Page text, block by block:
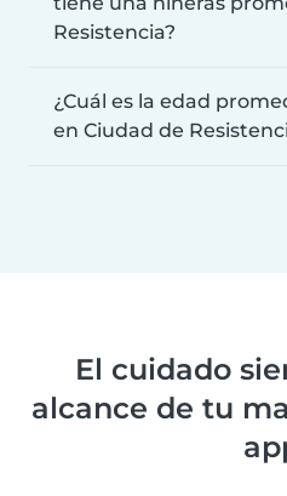
Resistencia?
¿Cuál es la edad
en Ciudad de
El cuidado
alcance de tu